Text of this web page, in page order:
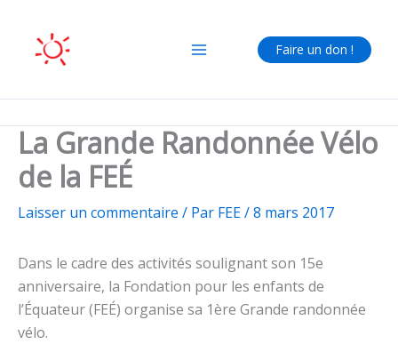
contenu
Faire un don !
La Grande Randonnée Vélo
de la FEÉ
Laisser un commentaire / Par FEE/8 mars 2017
Dans le cadre des activités soulignant son 15e
anniversaire, la Fondation pour les enfants de
l’Équateur (FEÉ) organise sa 1ère Grande randonnée
vélo.